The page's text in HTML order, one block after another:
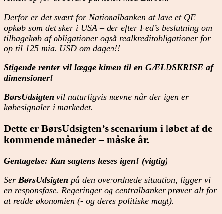
Derfor er det svært for Nationalbanken at lave et QE
opkøb som det sker i USA – der efter Fed’s beslutning om
tilbagekøb af obligationer også realkreditobligationer for
op til 125 mia. USD om dagen!!
Stigende renter vil lægge kimen til en GÆLDSKRISE af
dimensioner!
BørsUdsigten vil naturligvis nævne når der igen er
købesignaler i markedet.
Dette er BørsUdsigten’s scenarium i løbet af de
kommende måneder – måske år.
Gentagelse: Kan sagtens læses igen! (vigtig)
Ser BørsUdsigten på den overordnede situation, ligger vi
en responsfase. Regeringer og centralbanker prøver alt for
at redde økonomien (- og deres politiske magt).